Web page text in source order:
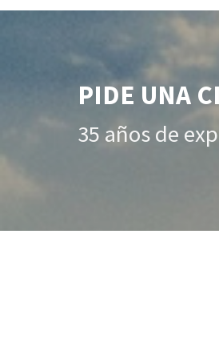
PIDE UNA
35 años de